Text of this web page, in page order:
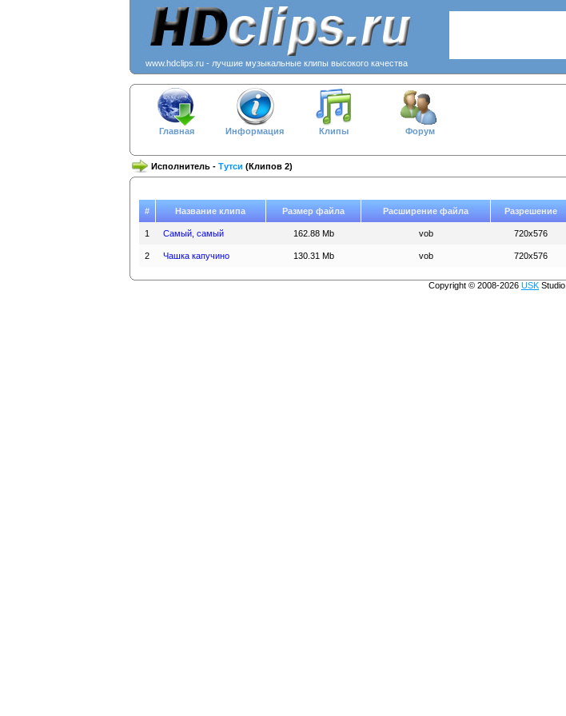
www.hdclips.ru - лучшие музыкальные клипы высокого качества
Главная Информация Клипы Форум
Исполнитель - Тутси (Клипов 2)
# Название клипа Размер файла Расширение файла Разрешение
1 Самый, самый 162.88 Mb vob 720x576
2 Чашка капучино 130.31 Mb vob 720x576
Copyright © 2008-2026 USK Studio.